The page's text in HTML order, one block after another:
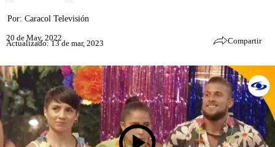
Por: Caracol Televisión
20 de May, 2022
Actualizado: 13 de mar, 2023 Compartir